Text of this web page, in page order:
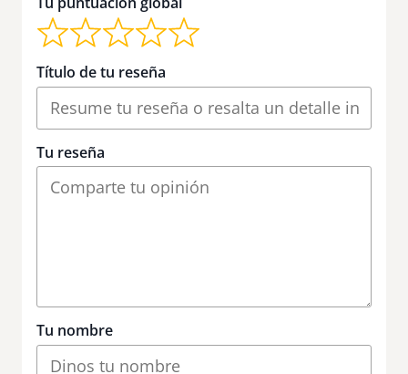
Título de tu reseña
Tu reseña
Tu nombre